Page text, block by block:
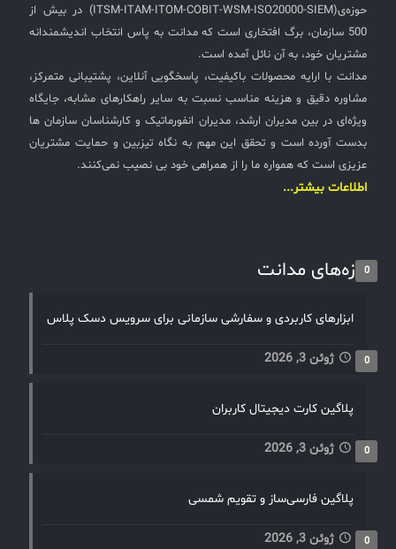
حوزه‌ی(ITSM-ITAM-ITOM-COBIT-WSM-ISO20000-SIEM) در بیش از
500 سازمان، برگ افتخاری است که مدانت به پاس انتخاب اندیشمندانه
مشتریان خود، به آن نائل آمده است.
مدانت با ارایه محصولات باکیفیت، پاسخگویی آنلاین، پشتیبانی متمرکز،
مشاوره دقیق و هزینه مناسب نسبت به سایر راهکارهای مشابه، جایگاه
ویژه‌ای در بین مدیران ارشد، مدیران انفورماتیک و کارشناسان سازمان ها
بدست آورده است و تحقق این مهم به نگاه تیزبین و حمایت مشتریان
عزیزی است که همواره ما را از همراهی خود بی نصیب نمی‌کنند.
اطلاعات بیشتر...
تازه‌های مدانت0
ابزارهای کاربردی و سفارشی سازمانی برای سرویس دسک پلاس
ژوئن 3, 2026 0
پلاگین کارت دیجیتال کاربران
ژوئن 3, 2026 0
پلاگین فارسی‌ساز و تقویم شمسی
ژوئن 3, 2026 0